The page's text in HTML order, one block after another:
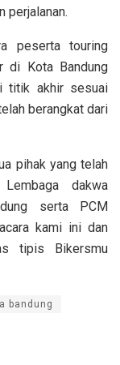
perjalanan.
peserta touring
di Kota Bandung
titik akhir sesuai
berangkat dari
pihak yang telah
dakwa
serta PCM
kami ini dan
tipis Bikersmu
bandung